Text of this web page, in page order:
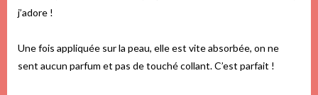
j’adore !
Une fois appliquée sur la peau, elle est vite absorbée, on ne
sent aucun parfum et pas de touché collant. C’est parfait !